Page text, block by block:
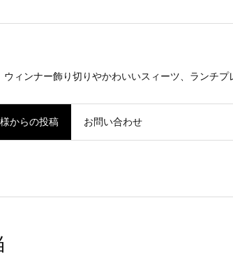
ィンナー飾り切りやかわいいスィーツ、ランチプ
からの投稿 お問い合わせ